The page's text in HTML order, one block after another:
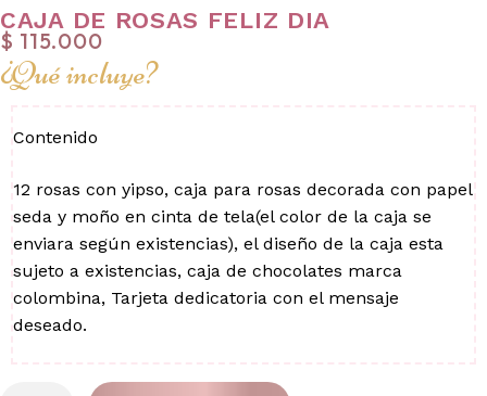
CAJA DE ROSAS FELIZ DIA
$ 115.000
¿Qué incluye?
Contenido
12 rosas con yipso, caja para rosas decorada con papel
seda y moño en cinta de tela(el color de la caja se
enviara según existencias), el diseño de la caja esta
sujeto a existencias, caja de chocolates marca
colombina, Tarjeta dedicatoria con el mensaje
deseado.